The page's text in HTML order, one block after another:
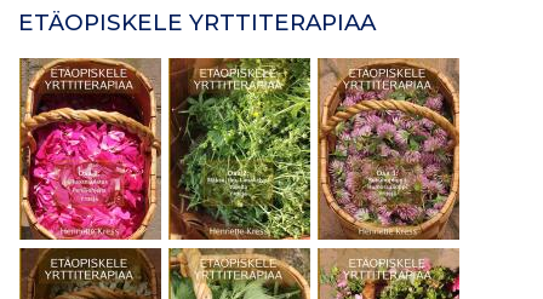
ETÄOPISKELE YRTTITERAPIAA